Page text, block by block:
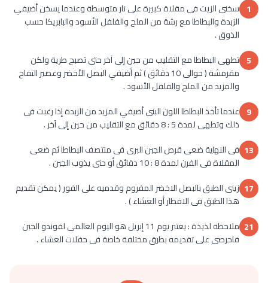
1 سخنى الزيت فى مقلاة كبيرة على نار متوسطة وعندما يسخن أضيفي
الزبدة والبطاطا مع رشة من الملح والفلفل الأسود والبابريكا حسب
الذوق .
5 تطهى البطاطا مع التقليب من حين إلى آخر حتى تصبح طرية ولكن
مقرمشة ( حوالى 10 دقائق ) ثم أضيفي البصل الأخضر وعصير التفاح
والمزيد من الملح والفلفل الأسود .
9 عندما تأخذ البطاطا اللون البنى أضيفي المزيد من الزبدة إذا رغبت فى
ذلك وتطهى لمدة 5 : 8 دقائق مع التقليب من حين إلى آخر .
13 فى النهاية ضعى قرص الجبن البرى فى منتصف البطاطا ثم ضعى
المقلاة فى الفرن لمدة 8 : 10 دقائق أو حتى يذوب الجبن .
17 زينى الطبق بالبصل الاخضر المفروم وقدميه على الفور ( يمكن تقديم
هذا الطبق فى الافطار أو العشاء ) .
21
ملاحظة لذيذة : يعتبر يوم 11 إبريل هو اليوم العالمى لفوندو الجبن
فاحرصى على تقديمه بطرق مختلفة خاصة فى حفلات العشاء .